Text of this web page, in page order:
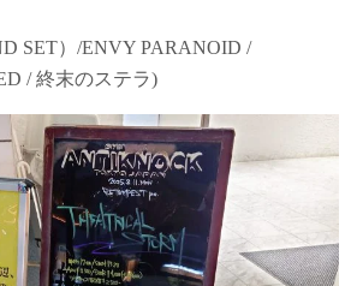
SET）/ENVY PARANOID /
/ 終末のステラ)